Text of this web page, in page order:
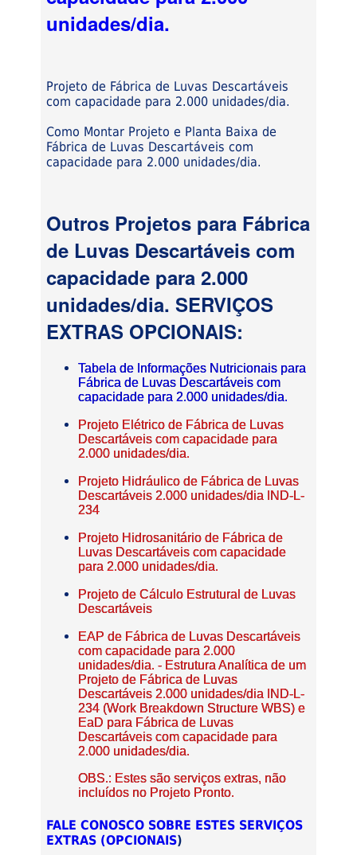
unidades/dia.
Projeto de Fábrica de Luvas Descartáveis
com capacidade para 2.000 unidades/dia.
Como Montar Projeto e Planta Baixa de
Fábrica de Luvas Descartáveis com
capacidade para 2.000 unidades/dia.
Outros Projetos para Fábrica
de Luvas Descartáveis com
capacidade para 2.000
unidades/dia. SERVIÇOS
EXTRAS OPCIONAIS:
Tabela de Informações Nutricionais para
Fábrica de Luvas Descartáveis com
capacidade para 2.000 unidades/dia.
Projeto Elétrico de Fábrica de Luvas
Descartáveis com capacidade para
2.000 unidades/dia.
Projeto Hidráulico de Fábrica de Luvas
Descartáveis 2.000 unidades/dia IND-L-
234
Projeto Hidrosanitário de Fábrica de
Luvas Descartáveis com capacidade
para 2.000 unidades/dia.
Projeto de Cálculo Estrutural de Luvas
Descartáveis
EAP de Fábrica de Luvas Descartáveis
com capacidade para 2.000
unidades/dia. - Estrutura Analítica de um
Projeto de Fábrica de Luvas
Descartáveis 2.000 unidades/dia IND-L-
234 (Work Breakdown Structure WBS) e
EaD para Fábrica de Luvas
Descartáveis com capacidade para
2.000 unidades/dia.
OBS.: Estes são serviços extras, não
incluídos no Projeto Pronto.
FALE CONOSCO SOBRE ESTES SERVIÇOS
EXTRAS (OPCIONAIS)